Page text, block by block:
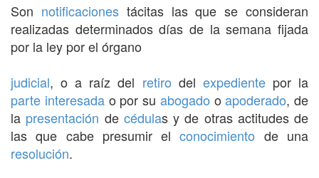
Son notificacionestácitas las que se consideran
realizadas determinados días de la semana fijada
por la ley por el órgano
judicial, o a raíz del retiro del expedientepor la
parte interesadao por su abogado oapoderado, de
la presentación de cédulas y de otras actitudes de
las que cabe presumir elconocimiento de una
resolución.